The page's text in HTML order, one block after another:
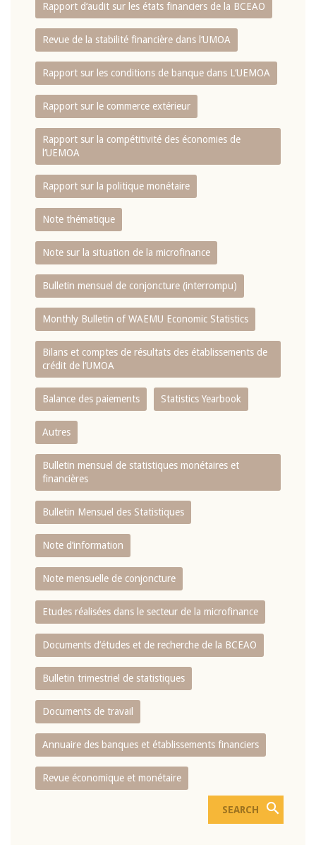
Rapport d‘audit sur les états financiers de la BCEAO
Revue de la stabilité financière dans l‘UMOA
Rapport sur les conditions de banque dans L‘UEMOA
Rapport sur le commerce extérieur
Rapport sur la compétitivité des économies de
l‘UEMOA
Rapport sur la politique monétaire
Note thématique
Note sur la situation de la microfinance
Bulletin mensuel de conjoncture (interrompu)
Monthly Bulletin of WAEMU Economic Statistics
Bilans et comptes de résultats des établissements de
crédit de l‘UMOA
Balance des paiements Statistics Yearbook
Autres
Bulletin mensuel de statistiques monétaires et
financières
Bulletin Mensuel des Statistiques
Note d’information
Note mensuelle de conjoncture
Etudes réalisées dans le secteur de la microfinance
Documents d’études et de recherche de la BCEAO
Bulletin trimestriel de statistiques
Documents de travail
Annuaire des banques et établissements financiers
Revue économique et monétaire